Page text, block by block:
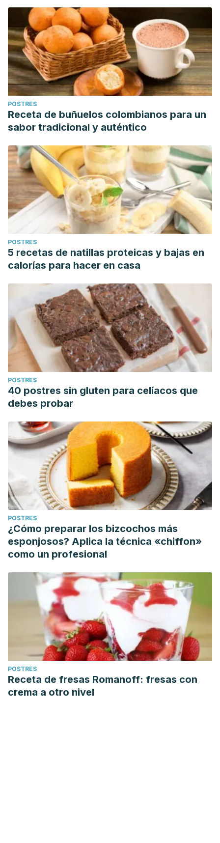
POSTRES
Receta de buñuelos colombianos para un
sabor tradicional y auténtico
POSTRES
5 recetas de natillas proteicas y bajas en
calorías para hacer en casa
POSTRES
40 postres sin gluten para celíacos que
debes probar
POSTRES
¿Cómo preparar los bizcochos más
esponjosos? Aplica la técnica «chiffon»
como un profesional
POSTRES
Receta de fresas Romanoff: fresas con
crema a otro nivel